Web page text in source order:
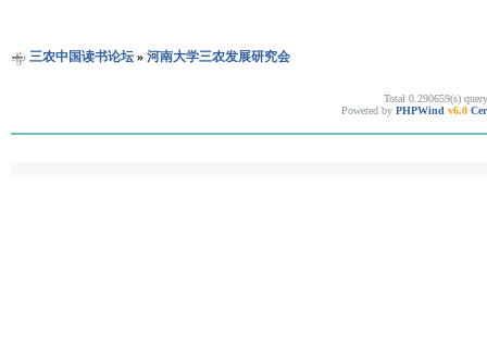
三农中国读书论坛» 河南大学三农发展研究会
Total 0.290659(s)
Powered by PHPWind v6.0